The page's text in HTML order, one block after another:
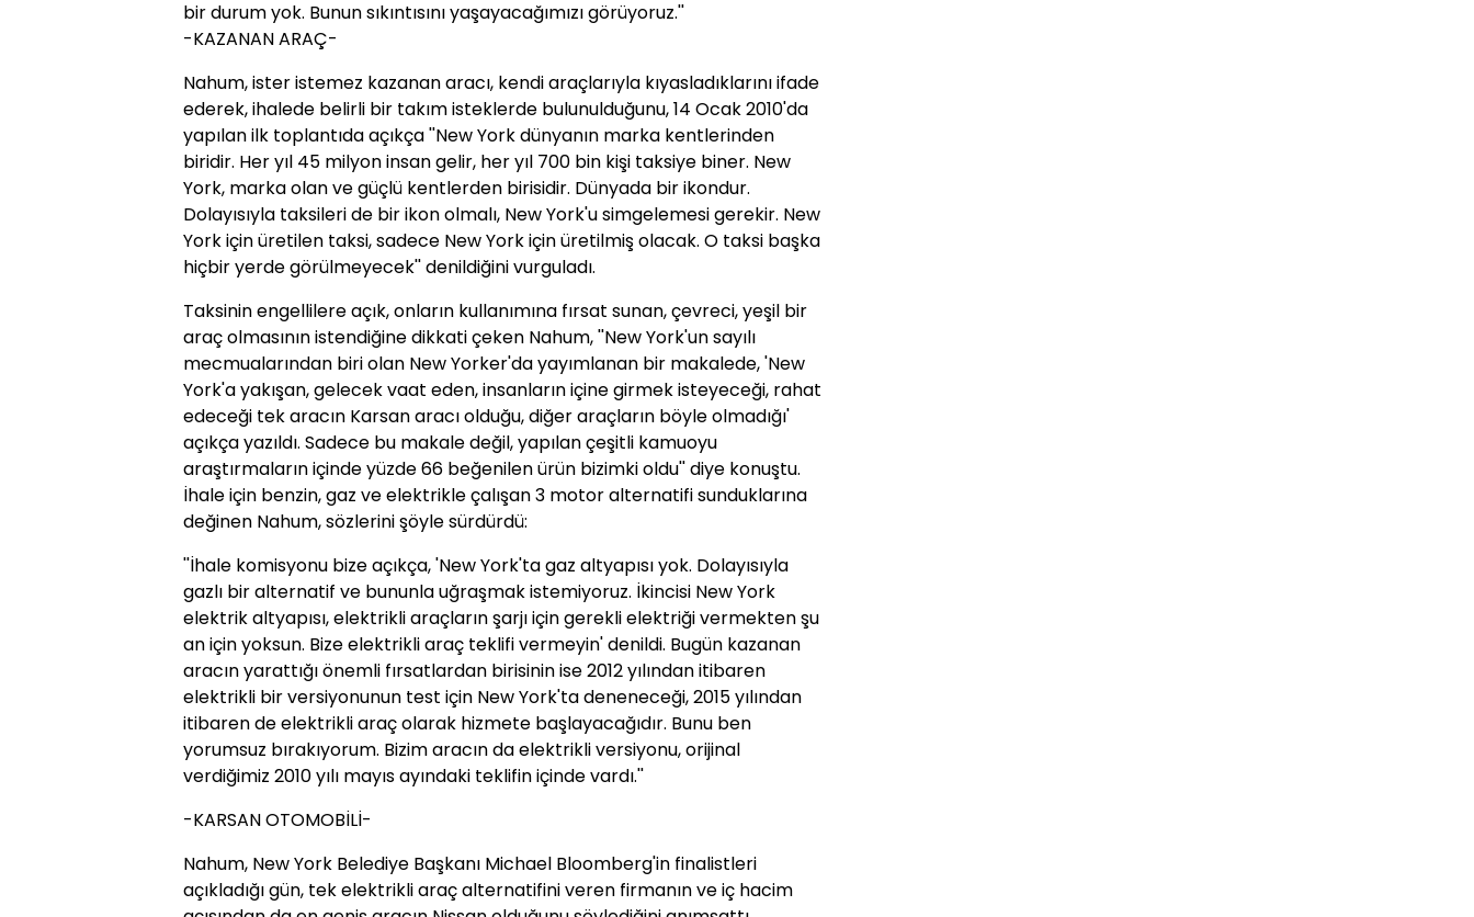
bir durum yok. Bunun sıkıntısını yaşayacağımızı görüyoruz.''
-KAZANAN ARAÇ-
Nahum, ister istemez kazanan aracı, kendi araçlarıyla kıyasladıklarını ifade
ederek, ihalede belirli bir takım isteklerde bulunulduğunu, 14 Ocak 2010'da
yapılan ilk toplantıda açıkça ''New York dünyanın marka kentlerinden
biridir. Her yıl 45 milyon insan gelir, her yıl 700 bin kişi taksiye biner. New
York, marka olan ve güçlü kentlerden birisidir. Dünyada bir ikondur.
Dolayısıyla taksileri de bir ikon olmalı, New York'u simgelemesi gerekir. New
York için üretilen taksi, sadece New York için üretilmiş olacak. O taksi başka
hiçbir yerde görülmeyecek'' denildiğini vurguladı.
Taksinin engellilere açık, onların kullanımına fırsat sunan, çevreci, yeşil bir
araç olmasının istendiğine dikkati çeken Nahum, ''New York'un sayılı
mecmualarından biri olan New Yorker'da yayımlanan bir makalede, 'New
York'a yakışan, gelecek vaat eden, insanların içine girmek isteyeceği, rahat
edeceği tek aracın Karsan aracı olduğu, diğer araçların böyle olmadığı'
açıkça yazıldı. Sadece bu makale değil, yapılan çeşitli kamuoyu
araştırmaların içinde yüzde 66 beğenilen ürün bizimki oldu'' diye konuştu.
İhale için benzin, gaz ve elektrikle çalışan 3 motor alternatifi sunduklarına
değinen Nahum, sözlerini şöyle sürdürdü:
''İhale komisyonu bize açıkça, 'New York'ta gaz altyapısı yok. Dolayısıyla
gazlı bir alternatif ve bununla uğraşmak istemiyoruz. İkincisi New York
elektrik altyapısı, elektrikli araçların şarjı için gerekli elektriği vermekten şu
an için yoksun. Bize elektrikli araç teklifi vermeyin' denildi. Bugün kazanan
aracın yarattığı önemli fırsatlardan birisinin ise 2012 yılından itibaren
elektrikli bir versiyonunun test için New York'ta deneneceği, 2015 yılından
itibaren de elektrikli araç olarak hizmete başlayacağıdır. Bunu ben
yorumsuz bırakıyorum. Bizim aracın da elektrikli versiyonu, orijinal
verdiğimiz 2010 yılı mayıs ayındaki teklifin içinde vardı.''
-KARSAN OTOMOBİLİ-
Nahum, New York Belediye Başkanı Michael Bloomberg'in finalistleri
açıkladığı gün, tek elektrikli araç alternatifini veren firmanın ve iç hacim